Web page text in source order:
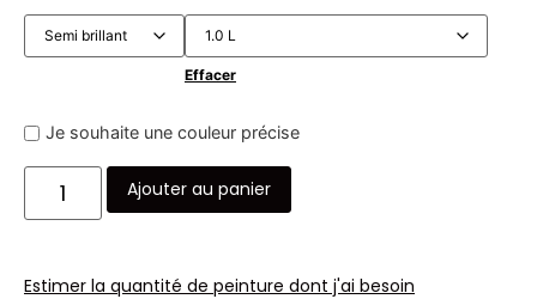
Effacer
Je souhaite une couleur précise
Ajouter au panier
Estimer la quantité de peinture dont j'ai besoin